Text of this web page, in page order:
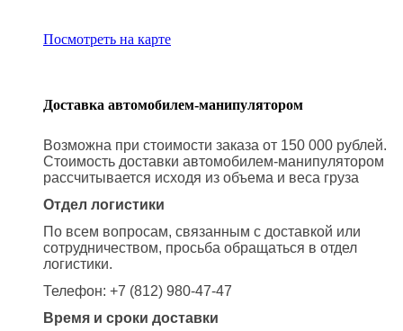
Посмотреть на карте
Доставка автомобилем-манипулятором
Возможна при стоимости заказа от 150 000 рублей.
Стоимость доставки автомобилем-манипулятором
рассчитывается исходя из объема и веса груза
Отдел логистики
По всем вопросам, связанным с доставкой или
сотрудничеством, просьба обращаться в отдел
логистики.
Телефон: +7 (812) 980-47-47
Время и сроки доставки